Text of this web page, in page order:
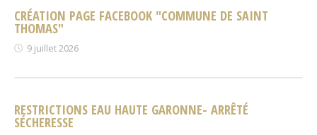
CRÉATION PAGE FACEBOOK "COMMUNE DE SAINT
THOMAS"
9 juillet 2026
RESTRICTIONS EAU HAUTE GARONNE- ARRÊTÉ
SÉCHERESSE